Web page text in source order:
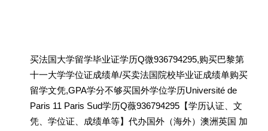
买法国大学留学毕业证学历Q微936794295,购买巴黎第
十一大学学位证成绩单/买卖法国院校毕业证成绩单购买
留学文凭,GPA学分不够买国外学位学历Université de
Paris 11 Paris Sud学历Q薇936794295【学历认证、文
凭、学位证、成绩单等】代办国外（海外）澳洲英国 加